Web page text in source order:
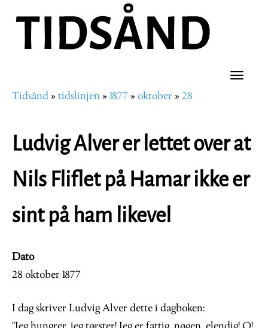
hovedinnhold
Toggle
Navigasjonssti
Tidsånd tidslinjen 1877 oktober 28
Ludvig Alver er lettet over at
Nils Fliflet på Hamar ikke er
sint på ham likevel
Dato
28 oktober 1877
I dag skriver Ludvig Alver dette i dagboken: